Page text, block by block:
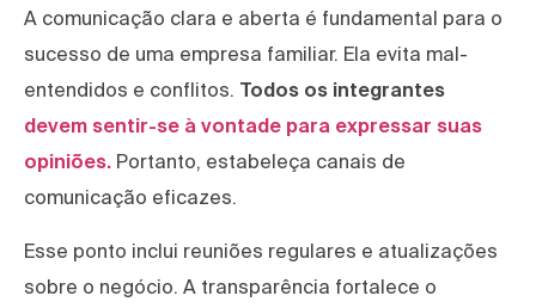
A comunicação clara e aberta é fundamental para o
sucesso de uma empresa familiar. Ela evita mal-
entendidos e conflitos. Todos os integrantes
devem sentir-se à vontade para expressar suas
opiniões. Portanto, estabeleça canais de
comunicação eficazes.
Esse ponto inclui reuniões regulares e atualizações
sobre o negócio. A transparência fortalece o